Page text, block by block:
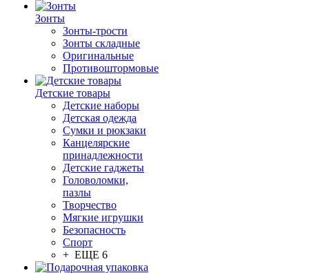
Зонты
Зонты-трости
Зонты складные
Оригинальные
Противоштормовые
Детские товары
Детские наборы
Детская одежда
Сумки и рюкзаки
Канцелярские
принадлежности
Детские гаджеты
Головоломки,
пазлы
Творчество
Мягкие игрушки
Безопасность
Спорт
+ ЕЩЕ 6